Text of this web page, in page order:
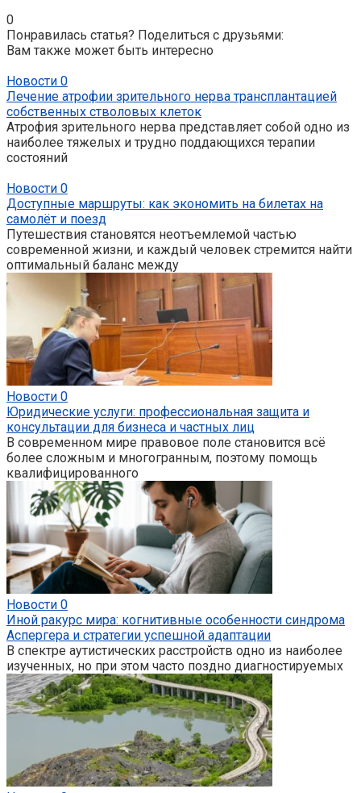
0
Понравилась статья? Поделиться с друзьями:
Вам также может быть интересно
Новости 0
Лечение атрофии зрительного нерва трансплантацией
собственных стволовых клеток
Атрофия зрительного нерва представляет собой одно из
наиболее тяжелых и трудно поддающихся терапии
состояний
Новости 0
Доступные маршруты: как экономить на билетах на
самолёт и поезд
Путешествия становятся неотъемлемой частью
современной жизни, и каждый человек стремится найти
оптимальный баланс между
Новости 0
Юридические услуги: профессиональная защита и
консультации для бизнеса и частных лиц
В современном мире правовое поле становится всё
более сложным и многогранным, поэтому помощь
квалифицированного
Новости 0
Иной ракурс мира: когнитивные особенности синдрома
Аспергера и стратегии успешной адаптации
В спектре аутистических расстройств одно из наиболее
изученных, но при этом часто поздно диагностируемых